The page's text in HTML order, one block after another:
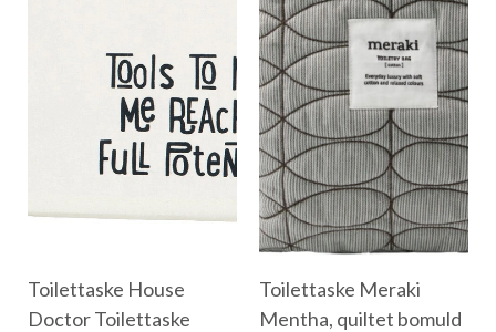
Toilettaske House
Doctor Toilettaske
Toilettaske Meraki
Mentha, quiltet bomuld